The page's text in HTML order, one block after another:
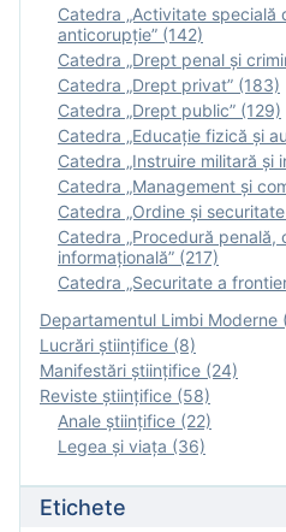
Catedra „Activitate specială
anticorupție” (142)
Catedra „Drept penal și
Catedra „Drept privat” (183)
Catedra „Drept public” (129)
Catedra „Educație fizică şi
Catedra „Instruire militară şi
Catedra „Management și
Catedra „Ordine și
Catedra „Procedură
informațională” (217)
Catedra „Securitate a
Departamentul Limbi Moderne
Lucrări științifice (8)
Manifestări ştiinţifice (24)
Reviste ştiinţifice (58)
Anale ştiinţifice (22)
Legea şi viaţa (36)
Etichete